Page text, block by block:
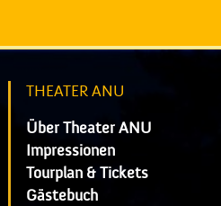
THEATER ANU
Über Theater ANU
Impressionen
Tourplan & Tickets
Gästebuch